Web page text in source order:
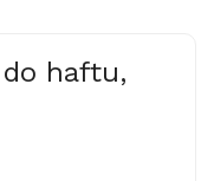
do haftu,